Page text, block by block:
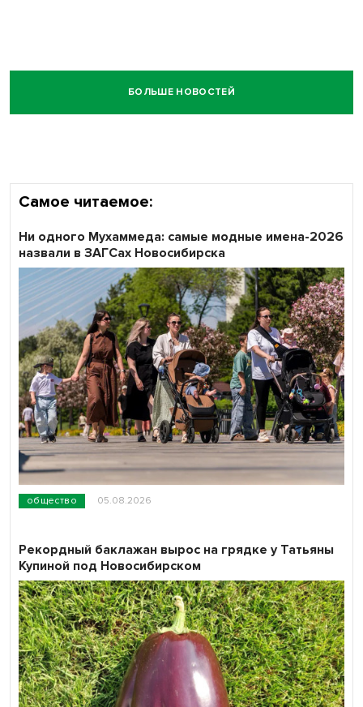
БОЛЬШЕ НОВОСТЕЙ
Самое читаемое:
общество 05.08.2026
Ни одного Мухаммеда: самые модные имена-2026
назвали в ЗАГСах Новосибирска
Рекордный баклажан вырос на грядке у Татьяны
Купиной под Новосибирском